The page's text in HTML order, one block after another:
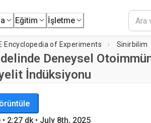
Eğitim İşletme
Encyclopedia of Experiments Sinirbilim
Deneysel
İndüksiyonu
of Experiments
• 2:27 dk• July 8th, 2025